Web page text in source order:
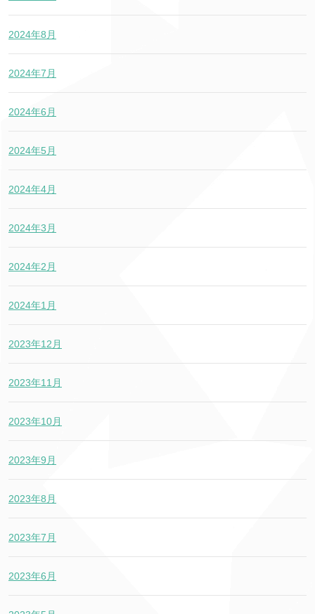
2024年8月
2024年7月
2024年6月
2024年5月
2024年4月
2024年3月
2024年2月
2024年1月
2023年12月
2023年11月
2023年10月
2023年9月
2023年8月
2023年7月
2023年6月